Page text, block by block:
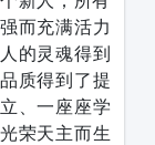
而充满活力
的灵魂得到
质得到了提
、一座座学
荣天主而生